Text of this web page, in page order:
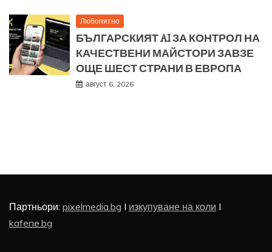
Любопитно
БЪЛГАРСКИЯТ AI ЗА КОНТРОЛ НА
КАЧЕСТВЕНИ МАЙСТОРИ ЗАВЗЕ
ОЩЕ ШЕСТ СТРАНИ В ЕВРОПА
август 6, 2026
Партньори: pixelmedia.bg I изкупуване на коли I
kafene.bg